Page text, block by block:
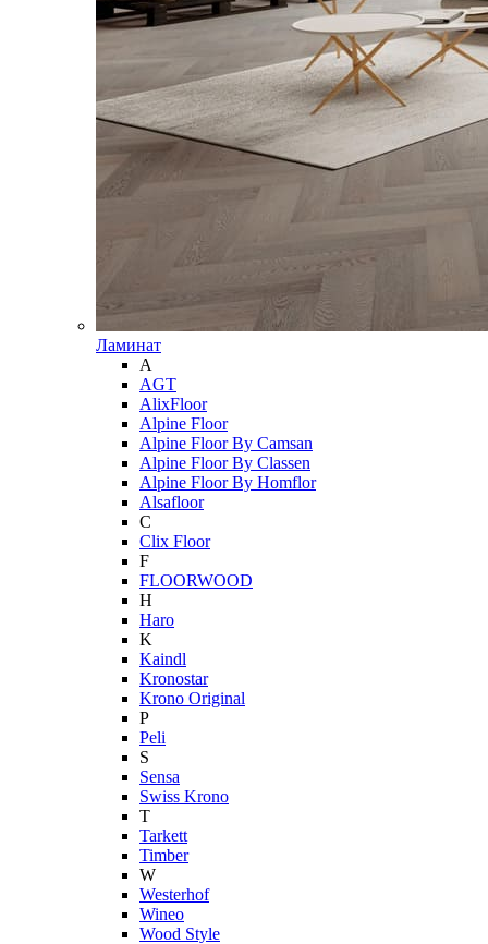
Ламинат
A
AGT
AlixFloor
Alpine Floor
Alpine Floor By Camsan
Alpine Floor By Classen
Alpine Floor By Homflor
Alsafloor
C
Clix Floor
F
FLOORWOOD
H
Haro
K
Kaindl
Kronostar
Krono Original
P
Peli
S
Sensa
Swiss Krono
T
Tarkett
Timber
W
Westerhof
Wineo
Wood Style